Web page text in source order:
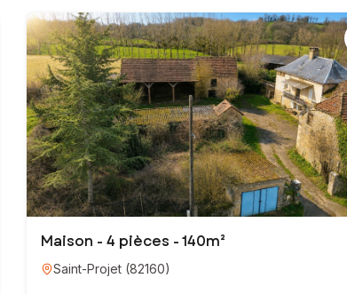
Maison - 4 pièces - 140m²
Saint-Projet (82160)